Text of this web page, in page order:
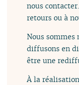
nous
retours ou à
Nous sommes
diffusons en
être une
À la